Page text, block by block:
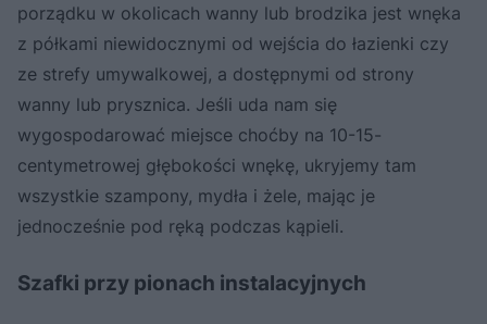
porządku w okolicach wanny lub brodzika jest wnęka
z półkami niewidocznymi od wejścia do łazienki czy
ze strefy umywalkowej, a dostępnymi od strony
wanny lub prysznica. Jeśli uda nam się
wygospodarować miejsce choćby na 10-15-
centymetrowej głębokości wnękę, ukryjemy tam
wszystkie szampony, mydła i żele, mając je
jednocześnie pod ręką podczas kąpieli.
Szafki przy pionach instalacyjnych